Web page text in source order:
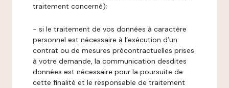
traitement concerné);
- si le traitement de vos données à caractère
personnel est nécessaire à l’exécution d’un
contrat ou de mesures précontractuelles prises
à votre demande, la communication desdites
données est nécessaire pour la poursuite de
cette finalité et le responsable de traitement